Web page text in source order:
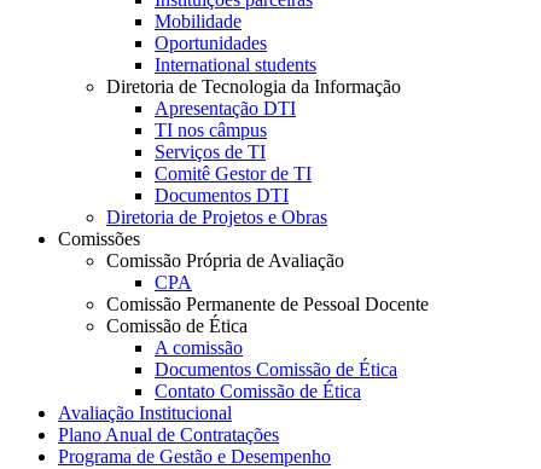
Mobilidade
Oportunidades
International students
Diretoria de Tecnologia da Informação
Apresentação DTI
TI nos câmpus
Serviços de TI
Comitê Gestor de TI
Documentos DTI
Diretoria de Projetos e Obras
Comissões
Comissão Própria de Avaliação
CPA
Comissão Permanente de Pessoal Docente
Comissão de Ética
A comissão
Documentos Comissão de Ética
Contato Comissão de Ética
Avaliação Institucional
Plano Anual de Contratações
Programa de Gestão e Desempenho